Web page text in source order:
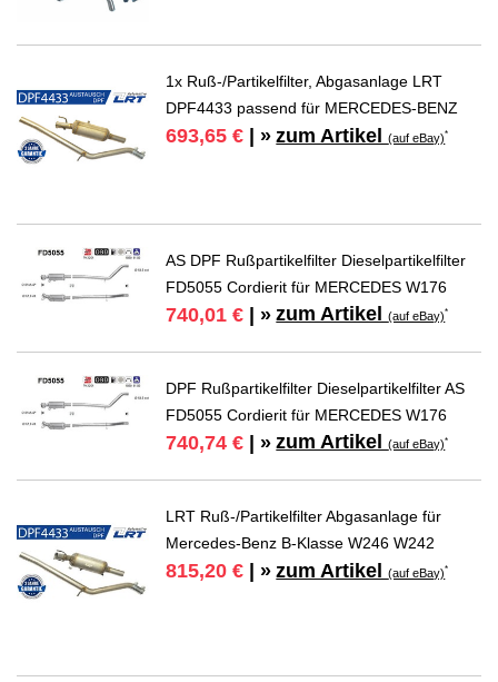
1x Ruß-/Partikelfilter, Abgasanlage LRT
DPF4433 passend für MERCEDES-BENZ
693,65 € | » zum Artikel(auf eBay)*
AS DPF Rußpartikelfilter Dieselpartikelfilter
FD5055 Cordierit für MERCEDES W176
740,01 € | » zum Artikel(auf eBay)*
DPF Rußpartikelfilter Dieselpartikelfilter AS
FD5055 Cordierit für MERCEDES W176
740,74 € | » zum Artikel(auf eBay)*
LRT Ruß-/Partikelfilter Abgasanlage für
Mercedes-Benz B-Klasse W246 W242
815,20 € | » zum Artikel(auf eBay)*